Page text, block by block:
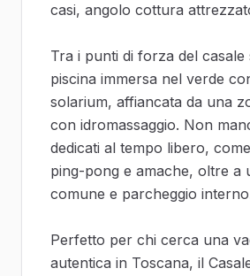
casi, angolo cottura
Tra i punti di forza del casale
piscina immersa nel verde
solarium, affiancata da una
con idromassaggio. Non
dedicati al tempo libero,
ping-pong e amache, oltre a
comune e parcheggio
Perfetto per chi cerca una
autentica in Toscana, il